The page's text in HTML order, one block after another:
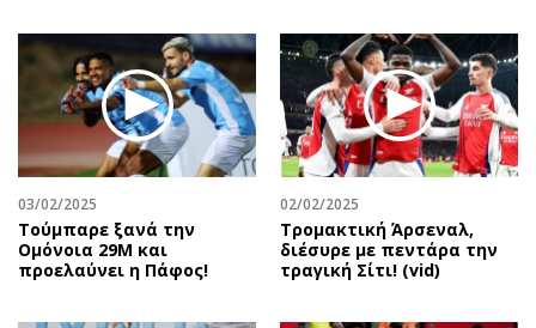
03/02/2025
Τούμπαρε ξανά την
Ομόνοια 29Μ και
προελαύνει η Πάφος!
02/02/2025
Τρομακτική Άρσεναλ,
διέσυρε με πεντάρα την
τραγική Σίτι! (vid)